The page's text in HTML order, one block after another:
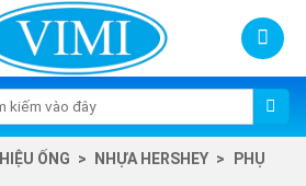
ỐNG > NHỰA HERSHEY >
PHỤ